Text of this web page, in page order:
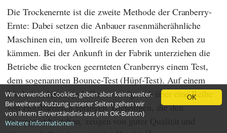
Die Trockenernte ist die zweite Methode der Cranberry-
Ernte: Dabei setzen die Anbauer rasenmäherähnliche
Maschinen ein, um vollreife Beeren von den Reben zu
kämmen. Bei der Ankunft in der Fabrik unterziehen die
Betriebe die trocken geernteten Cranberrys einem Test,
dem sogenannten Bounce-Test (Hüpf-Test). Auf einem
Förderband muss jede Beere erfolgreich über eine Reihe
von Holzbarrieren springen. Diejenigen, die den
Sprungtest bestehen, zeugen von guter Qualität und
OK
Wir verwenden Cookies, geben aber keine weiter.
Bei weiterer Nutzung unserer Seiten gehen wir
von Ihrem Einverständnis aus (mit OK-Button)
Weitere Informationen